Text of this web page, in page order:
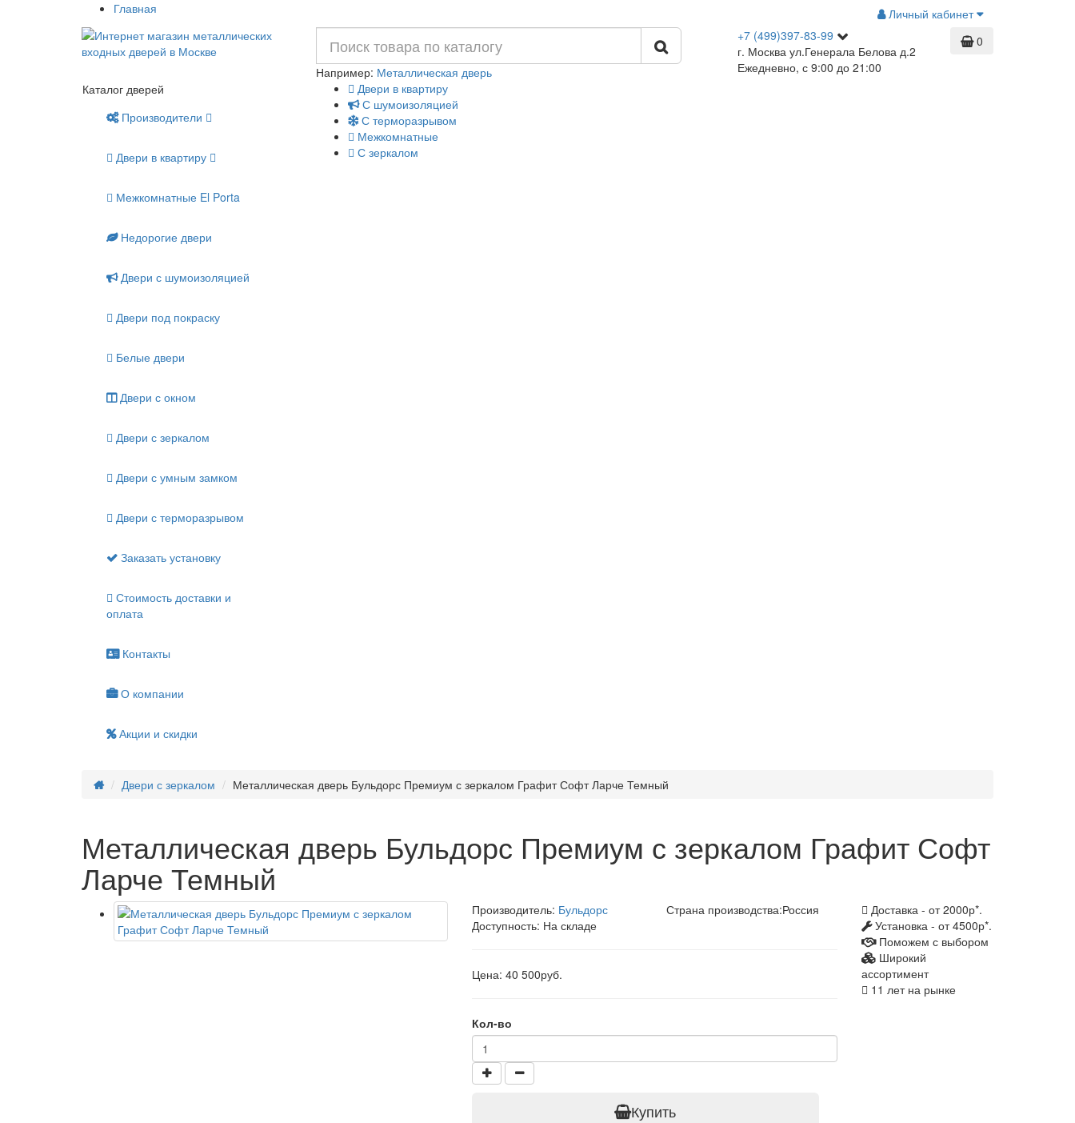
Личный кабинет
Главная
+7 (499)397-83-99
г. Москва ул.Генерала Белова д.2
Ежедневно, с 9:00 до 21:00
0
Например: Металлическая дверь
Двери в квартиру
С шумоизоляцией
С терморазрывом
Межкомнатные
С зеркалом
Каталог дверей
Производители
Двери в квартиру
Межкомнатные El Porta
Недорогие двери
Двери с шумоизоляцией
Двери под покраску
Белые двери
Двери с окном
Двери с зеркалом
Двери с умным замком
Двери с терморазрывом
Заказать установку
Стоимость доставки и
оплата
Контакты
О компании
Акции и скидки
Двери с зеркалом Металлическая дверь Бульдорс Премиум с зеркалом Графит Софт Ларче Темный
Металлическая дверь Бульдорс Премиум с зеркалом Графит Софт
Ларче Темный
Производитель: Бульдорс Страна производства:Россия
Доступность: На складе
Цена: 40 500руб.
Кол-во
Купить
Доставка - от 2000р*.
Установка - от 4500р*.
Поможем с выбором
Широкий
ассортимент
11 лет на рынке